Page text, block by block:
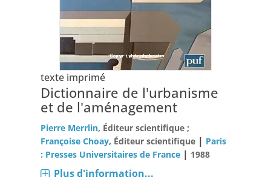
texte imprimé
Dictionnaire de l'urbanisme
et de l'aménagement
Pierre Merrlin, Éditeur scientifique ;
Françoise Choay, Éditeur scientifique | Paris
: Presses Universitaires de France | 1988
Plus d'information...